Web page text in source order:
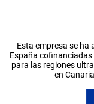
Esta empresa se ha
España cofinanciadas
para las regiones
en